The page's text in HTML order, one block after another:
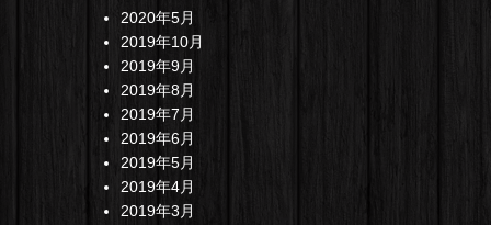
2020年5月
2019年10月
2019年9月
2019年8月
2019年7月
2019年6月
2019年5月
2019年4月
2019年3月